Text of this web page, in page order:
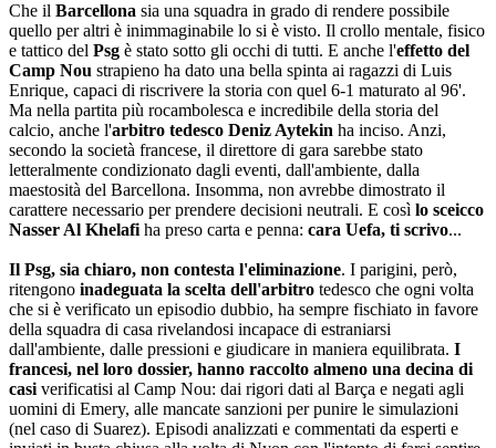
Che il Barcellona sia una squadra in grado di rendere possibile
quello per altri è inimmaginabile lo si è visto. Il crollo mentale, fisico
e tattico del Psg è stato sotto gli occhi di tutti. E anche l'effetto del
Camp Nou strapieno ha dato una bella spinta ai ragazzi di Luis
Enrique, capaci di riscrivere la storia con quel 6-1 maturato al 96'.
Ma nella partita più rocambolesca e incredibile della storia del
calcio, anche l'arbitro tedesco Deniz Aytekin ha inciso. Anzi,
secondo la società francese, il direttore di gara sarebbe stato
letteralmente condizionato dagli eventi, dall'ambiente, dalla
maestosità del Barcellona. Insomma, non avrebbe dimostrato il
carattere necessario per prendere decisioni neutrali. E così lo sceicco
Nasser Al Khelafi ha preso carta e penna: cara Uefa, ti scrivo...
Il Psg, sia chiaro, non contesta l'eliminazione. I parigini, però,
ritengono inadeguata la scelta dell'arbitro tedesco che ogni volta
che si è verificato un episodio dubbio, ha sempre fischiato in favore
della squadra di casa rivelandosi incapace di estraniarsi
dall'ambiente, dalle pressioni e giudicare in maniera equilibrata. I
francesi, nel loro dossier, hanno raccolto almeno una decina di
casi verificatisi al Camp Nou: dai rigori dati al Barça e negati agli
uomini di Emery, alle mancate sanzioni per punire le simulazioni
(nel caso di Suarez). Episodi analizzati e commentati da esperti e